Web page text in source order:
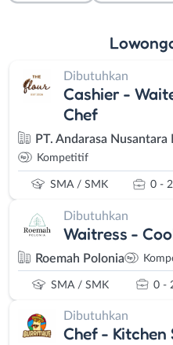
Dibutuhkan
Cashier -
Chef
PT. Andarasa
Kompetitif
SMA / SMK 0 -
Dibutuhkan
Waitress -
Roemah Polonia
SMA / SMK 0 -
Dibutuhkan
Chef - Kitchen